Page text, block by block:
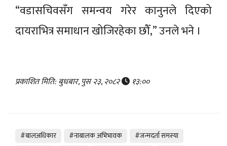
“वडासचिवसँग समन्वय गरेर कानुनले दिएको
दायराभित्र समाधान खोजिरहेका छौँ,” उनले भने ।
प्रकाशित मिति: बुधबार, पुस २३, २०८२ १३:००
#बालअधिकार #नाबालक अभिभावक
#जन्मदर्ता समस्या